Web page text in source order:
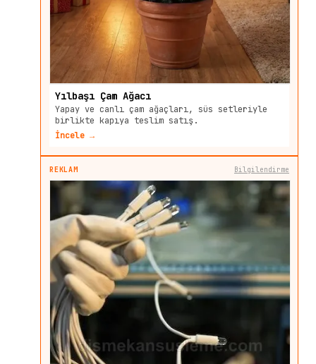
Yılbaşı Çam Ağacı
Yapay ve canlı çam ağaçları, süs setleriyle
birlikte kapıya teslim satış.
İncele →
REKLAM Bilgilendirme